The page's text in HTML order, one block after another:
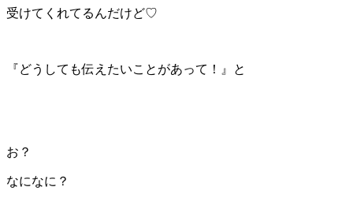
受けてくれてるんだけど♡
『どうしても伝えたいことがあって！』と
お？
なになに？